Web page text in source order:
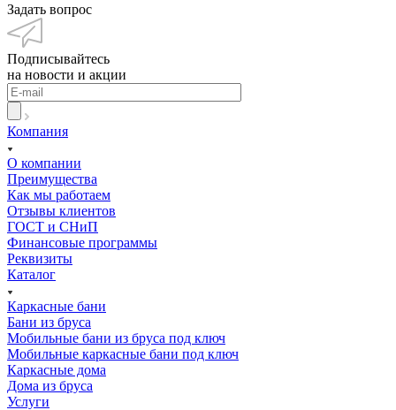
Задать вопрос
Подписывайтесь
на новости и акции
Компания
О компании
Преимущества
Как мы работаем
Отзывы клиентов
ГОСТ и СНиП
Финансовые программы
Реквизиты
Каталог
Каркасные бани
Бани из бруса
Мобильные бани из бруса под ключ
Мобильные каркасные бани под ключ
Каркасные дома
Дома из бруса
Услуги